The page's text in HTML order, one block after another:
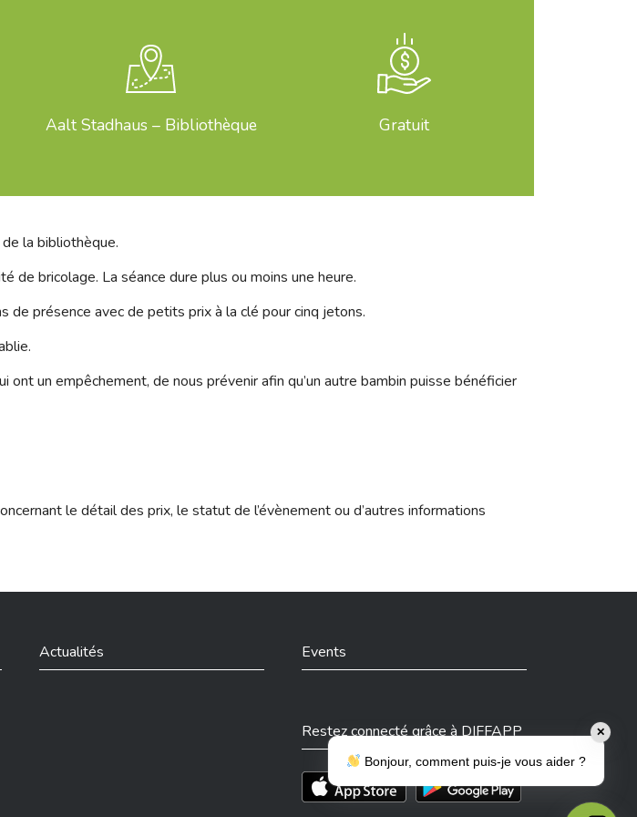
Aalt Stadhaus – Bibliothèque Gratuit
la bibliothèque.
de bricolage. La séance dure plus ou moins une heure.
présence avec de petits prix à la clé pour cinq jetons.
un empêchement, de nous prévenir afin qu’un autre bambin puisse bénéficier
le détail des prix, le statut de l’évènement ou d’autres informations
Actualités Events
Restez connecté grâce à DIFFAPP
Téléchargez l'app sur l'App StoreTéléchargez l'app sur Play Store
✕
Bonjour, comment puis-je vous aider ?